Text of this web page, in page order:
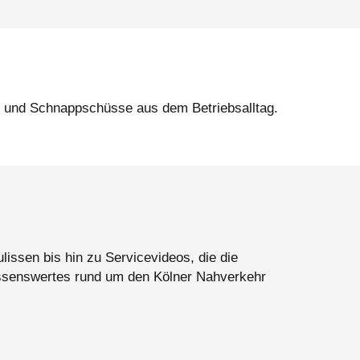
Schnappschüsse aus dem Betriebsalltag.
bis hin zu Servicevideos, die die
rund um den Kölner Nahverkehr